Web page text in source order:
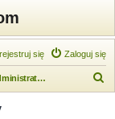
Zaloguj się
się
Kontakt z administratorem witryny